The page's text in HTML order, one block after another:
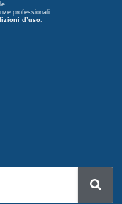
professionali.
d’uso.